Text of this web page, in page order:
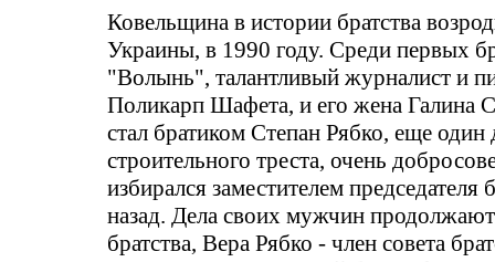
Ковельщина в истории братства
Украины, в 1990 году. Среди первых
"Волынь", талантливый журналист и
ПоликарпШафета, и его жена Галина
стал братиком Степан Рябко, еще один
строительного треста, очень
избирался заместителем председателя
назад. Дела своих мужчин
братства, Вера Рябко - член совета